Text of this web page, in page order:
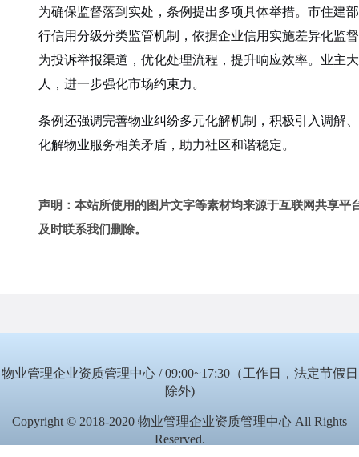
为确保监督落到实处，条例提出多项具体举措。市住建
行信用分级分类监管机制，依据企业信用实施差异化监
为投诉举报渠道，优化处理流程，提升响应效率。业主
人，进一步强化市场约束力。
条例还强调完善物业纠纷多元化解机制，积极引入调解
化解物业服务相关矛盾，助力社区和谐稳定。
声明：本站所使用的图片文字等素材均来源于互联网共享
及时联系我们删除。
物业管理企业资质管理中心 / 09:00~17:30（工作日，法定节假日
除外)
Copyright © 2018-2020 物业管理企业资质管理中心 All Rights
Reserved.